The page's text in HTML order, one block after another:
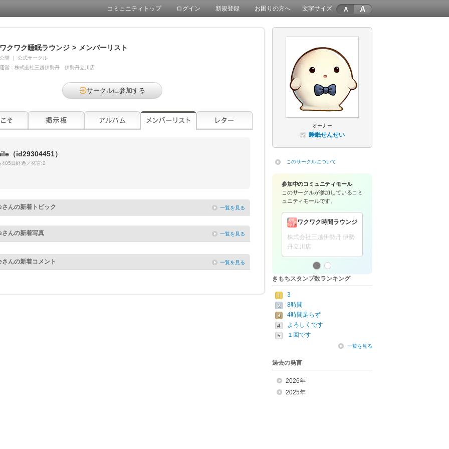
コミュニティトップ ログイン 新規登録 お困りの方へ 文字サイズ A
ワクワク睡眠ラウンジ > メンバーリスト
公開
公式サークル
運営： 株式会社三越伊勢丹 伊勢丹立川店
サークルに参加する
（id29304451）
405日経過／発言:2
さんの新着トピック 一覧を見る
さんの新着写真 一覧を見る
さんの新着コメント 一覧を見る
オーナー
睡眠せんせい
このサークルについて
参加中のコミュニティモール
このサークルが参加しているコミ
ュニティモールです。
ル館
ワクワク時間ラウンジ
株式会社三越伊勢丹 伊勢
丹立川店
きもちスタンプ数ランキング
3
8時間
4時間足らず
よろしくです
１回です
一覧を見る
過去の発言
2026年
2025年